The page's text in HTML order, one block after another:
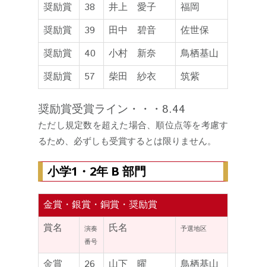
奨励賞
38 井上 愛子
福岡
奨励賞
39 田中 碧音
佐世保
奨励賞
40 小村 新奈
鳥栖基山
奨励賞
57 柴田 紗衣 筑紫
奨励賞受賞ライン・・・8.44
ただし規定数を超えた場合、順位点等を考慮す
るため、必ずしも受賞するとは限りません。
小学1・2年 B 部門
金賞・銀賞・銅賞・奨励賞
賞名
演奏
番号
氏名 予選地区